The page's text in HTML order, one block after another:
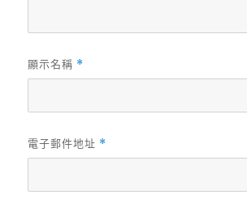
顯示名稱 *
電子郵件地址 *